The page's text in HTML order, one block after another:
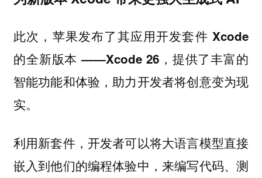
此次，苹果发布了其应用开发套件 Xcode
的全新版本 ——Xcode 26 ，提供了丰富的
智能功能和体验，助力开发者将创意变为现
实。
利用新套件，开发者可以将大语言模型直接
嵌入到他们的编程体验中，来编写代码、测